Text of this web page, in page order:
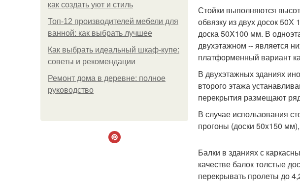
как создать уют и стиль
Топ-12 производителей мебели для
ванной: как выбрать лучшее
Как выбрать идеальный шкаф-купе:
советы и рекомендации
Ремонт дома в деревне: полное
руководство
Стойки выполняются
обвязку из двух досок
доска 50X100 мм. В
двухэтажном -- является
платформенный вариант
В двухэтажных зданиях
второго этажа
перекрытия размещают
В случае использования
прогоны (доски 50x150
Балки в зданиях с
качестве балок толстые
перекрывать пролеты до